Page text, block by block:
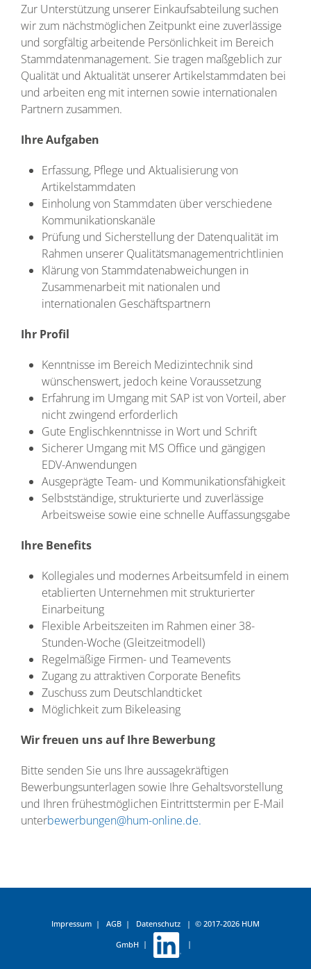
Zur Unterstützung unserer Einkaufsabteilung suchen
wir zum nächstmöglichen Zeitpunkt eine zuverlässige
und sorgfältig arbeitende Persönlichkeit im Bereich
Stammdatenmanagement. Sie tragen maßgeblich zur
Qualität und Aktualität unserer Artikelstammdaten bei
und arbeiten eng mit internen sowie internationalen
Partnern zusammen.
Ihre Aufgaben
Erfassung, Pflege und Aktualisierung von
Artikelstammdaten
Einholung von Stammdaten über verschiedene
Kommunikationskanäle
Prüfung und Sicherstellung der Datenqualität im
Rahmen unserer Qualitätsmanagementrichtlinien
Klärung von Stammdatenabweichungen in
Zusammenarbeit mit nationalen und
internationalen Geschäftspartnern
Ihr Profil
Kenntnisse im Bereich Medizintechnik sind
wünschenswert, jedoch keine Voraussetzung
Erfahrung im Umgang mit SAP ist von Vorteil, aber
nicht zwingend erforderlich
Gute Englischkenntnisse in Wort und Schrift
Sicherer Umgang mit MS Office und gängigen
EDV-Anwendungen
Ausgeprägte Team- und Kommunikationsfähigkeit
Selbstständige, strukturierte und zuverlässige
Arbeitsweise sowie eine schnelle Auffassungsgabe
Ihre Benefits
Kollegiales und modernes Arbeitsumfeld in einem
etablierten Unternehmen mit strukturierter
Einarbeitung
Flexible Arbeitszeiten im Rahmen einer 38-
Stunden-Woche (Gleitzeitmodell)
Regelmäßige Firmen- und Teamevents
Zugang zu attraktiven Corporate Benefits
Zuschuss zum Deutschlandticket
Möglichkeit zum Bikeleasing
Wir freuen uns auf Ihre Bewerbung
Bitte senden Sie uns Ihre aussagekräftigen
Bewerbungsunterlagen sowie Ihre Gehaltsvorstellung
und Ihren frühestmöglichen Eintrittstermin per E-Mail
unterbewerbungen@hum-online.de.
Impressum | AGB | Datenschutz | © 2017-2026 HUM
GmbH| |